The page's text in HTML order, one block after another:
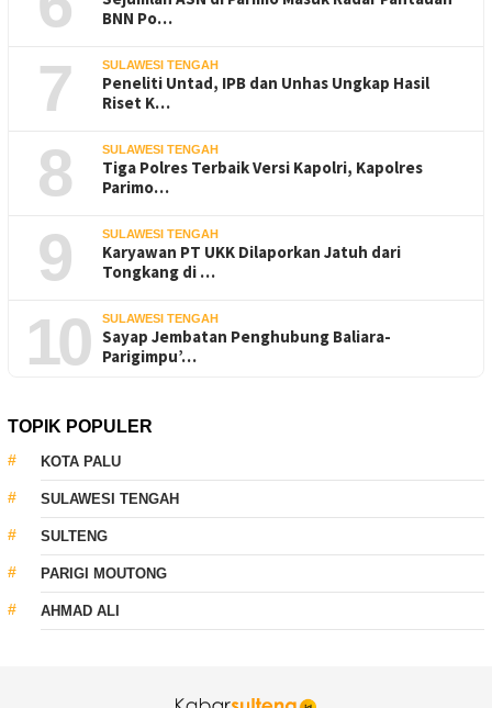
BNN Po…
7 SULAWESI TENGAH
Peneliti Untad, IPB dan Unhas Ungkap Hasil
Riset K…
8 SULAWESI TENGAH
Tiga Polres Terbaik Versi Kapolri, Kapolres
Parimo…
9 SULAWESI TENGAH
Karyawan PT UKK Dilaporkan Jatuh dari
Tongkang di …
10 SULAWESI TENGAH
Sayap Jembatan Penghubung Baliara-
Parigimpu’…
TOPIK POPULER
KOTA PALU
SULAWESI TENGAH
SULTENG
PARIGI MOUTONG
AHMAD ALI